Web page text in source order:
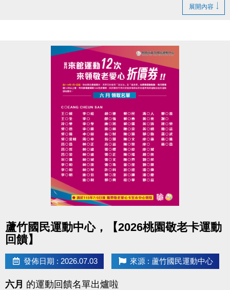
桃園市蘆竹國民運動中心 三樓綜合球場
-洽詢專線：03-2639066 #115
-官網 :
https://www.lzsports.com.tw/zh_TW/news/pageID/1/
-FB : 桃園市蘆竹國民運動中心
-IG : @luzhusports
展開內容
蘆竹國民運動中心，【2026桃園敬老卡運動
回饋】
發佈日期 : 2026.07.03 來源 : 蘆竹國民運動中心
六月 的運動回饋名單出爐啦